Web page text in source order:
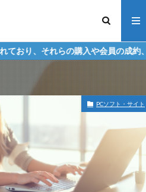
会員の成約、ダウンロードなどか
PCソフト・サイト